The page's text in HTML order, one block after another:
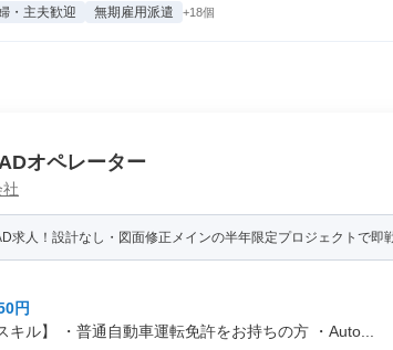
・主夫歓迎 無期雇用派遣 +18個
オペレーター
求人！設計なし・図面修正メインの半年限定プロジェクトで即
円
キル】 ・普通自動車運転免許をお持ちの方 ・Auto...